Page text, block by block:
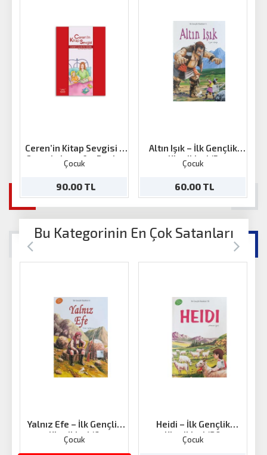
Ceren’in Kitap Sevgisi /
Ceren’s Love for Books
Çocuk
90.00 TL
Altın Işık – İlk Gençlik
Klasikleri/5
Çocuk
60.00 TL
Bu Kategorinin En Çok Satanları
Yalnız Efe – İlk Gençlik
Klasikleri/6
Çocuk
Heidi – İlk Gençlik
Klasikleri/30
Çocuk